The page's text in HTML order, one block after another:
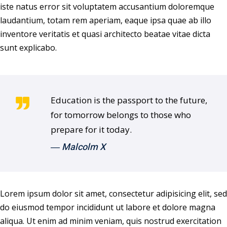
iste natus error sit voluptatem accusantium doloremque
laudantium, totam rem aperiam, eaque ipsa quae ab illo
inventore veritatis et quasi architecto beatae vitae dicta
sunt explicabo.
Education is the passport to the future,
for tomorrow belongs to those who
prepare for it today.
― Malcolm X
Lorem ipsum dolor sit amet, consectetur adipisicing elit, sed
do eiusmod tempor incididunt ut labore et dolore magna
aliqua. Ut enim ad minim veniam, quis nostrud exercitation